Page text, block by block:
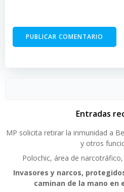
Entradas
MP solicita retirar la inmunidad a
y otros
Polochic, área de
Invasores y narcos,
caminan de la mano en